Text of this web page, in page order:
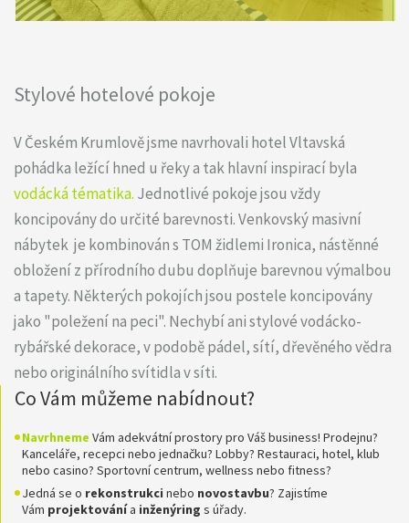
Stylové hotelové pokoje
V Českém Krumlově jsme navrhovali hotel Vltavská
pohádka ležící hned u řeky a tak hlavní inspirací byla
vodácká tématika. Jednotlivé pokoje jsou vždy
koncipovány do určité barevnosti. Venkovský masivní
nábytek je kombinován s TOM židlemi Ironica, nástěnné
obložení z přírodního dubu doplňuje barevnou výmalbou
a tapety. Některých pokojích jsou postele koncipovány
jako "poležení na peci". Nechybí ani stylové vodácko-
rybářské dekorace, v podobě pádel, sítí, dřevěného vědra
nebo originálního svítidla v síti.
Co Vám můžeme nabídnout?
Navrhneme Vám adekvátní prostory pro Váš business! Prodejnu?
Kanceláře, recepci nebo jednačku? Lobby? Restauraci, hotel, klub
nebo casino? Sportovní centrum, wellness nebo fitness?
Jedná se o rekonstrukci nebo novostavbu? Zajistíme
Vám projektovánía inženýring s úřady.